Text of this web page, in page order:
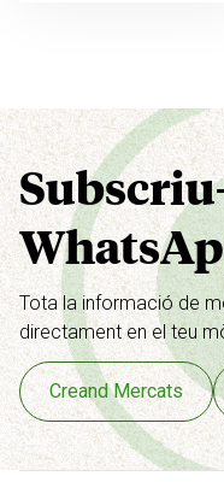
Tota la informació de
directament en el teu
Creand Mercats